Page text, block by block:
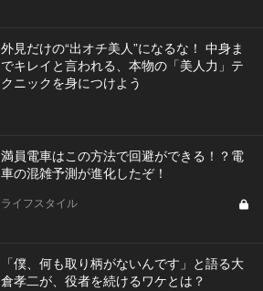
外見だけの“出オチ美人”になるな！ 中身ま
でキレイと言われる、本物の「美人力」テ
クニックを身につけよう
満員電車はこの方法で回避ができる！？電
車の混雑予測が進化したぞ！
ライフスタイル
「僕、何も取り柄がないんです」と語る大
倉孝二が、役者を続けるワケとは？